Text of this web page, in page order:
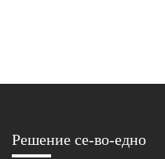
Решение се-во-едно